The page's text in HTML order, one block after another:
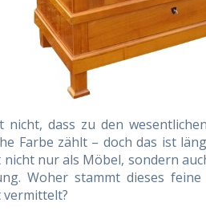
nicht, dass zu den
Farbe zählt – doch das ist
nur als Möbel, sondern
Woher stammt dieses
vermittelt?